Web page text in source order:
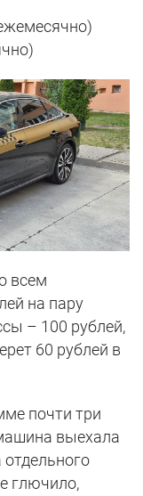
всем
на пару
– 100 рублей,
60 рублей в
почти три
выехала
отдельного
глючило,